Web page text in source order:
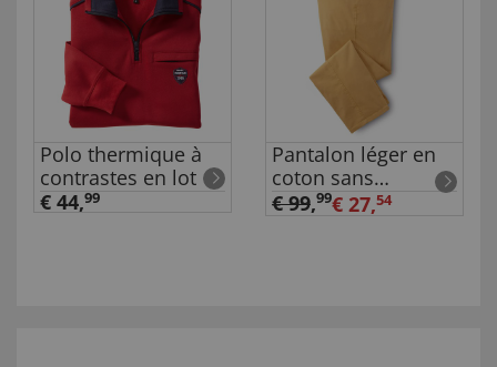
Polo thermique à
contrastes en lot
€ 44,99
Pantalon léger en
coton sans
repassage
€ 99,99€ 27,54